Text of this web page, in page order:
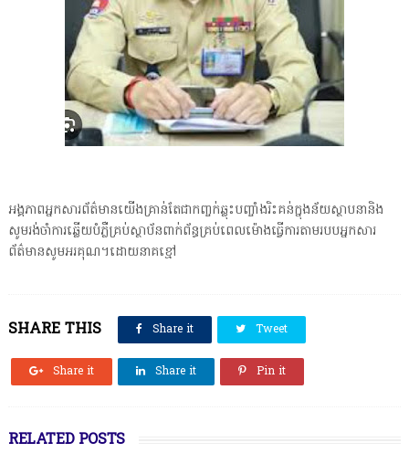
អង្គភាពអ្នកសារព័ត៌មានយើងគ្រាន់តែជាកញ្ចក់ឆ្លុះបញ្ចាំងរិះគន់ក្នុងន័យស្ថាបនានិង
សូមរង់ចាំការឆ្លើយបំភ្លឺគ្រប់ស្ថាប័នពាក់ព័ន្ធគ្រប់ពេលម៉ោងធ្វើការតាមរបបអ្នកសារ
ព័ត៌មានសូមអរគុណ។ដោយនាគខ្មៅ
SHARE THIS Share it Tweet
Share it Share it Pin it
RELATED POSTS